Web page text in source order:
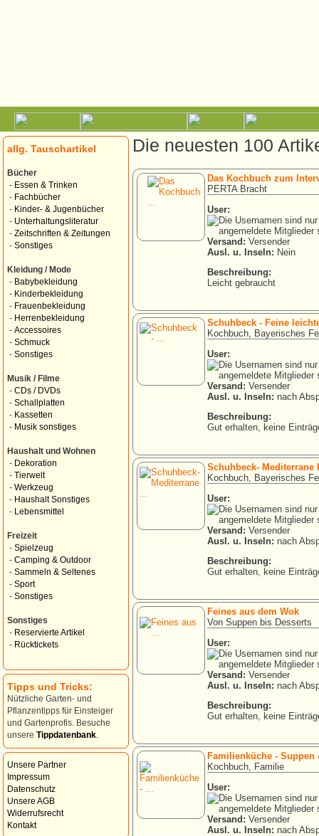
allg. Tauschartikel
Bücher
- Essen & Trinken
- Fachbücher
- Kinder- & Jugenbücher
- Unterhaltungsliteratur
- Zeitschriften & Zeitungen
- Sonstiges
Kleidung / Mode
- Babybekleidung
- Kinderbekleidung
- Frauenbekleidung
- Herrenbekleidung
- Accessoires
- Schmuck
- Sonstiges
Musik / Filme
- CDs / DVDs
- Schallplatten
- Kassetten
- Musik sonstiges
Haushalt und Wohnen
- Dekoration
- Tierwelt
- Werkzeug
- Haushalt Sonstiges
-
Lebensmittel
Freizeit
- Spielzeug
- Camping & Outdoor
- Sammeln & Seltenes
- Sport
- Sonstiges
Sonstiges
- Reservierte Artikel
- Rücktickets
Tipps und Tricks:
Nützliche Garten- und
Pflanzentipps für Einsteiger
und Gartenprofis. Besuche
unsere Tippdatenbank
Unsere Partner
Impressum
Datenschutz
Unsere AGB
Widerrufsrecht
Kontakt
Die neuesten 100
Das Kochbuch zum
PERTA Bracht
User:
Versand: Versender
Ausl. u. Inseln: Nein
Beschreibung:
Leicht gebraucht
Schuhbeck - Feine
Kochbuch, Bayerisches
User:
Versand: Versender
Ausl. u. Inseln: nach
Beschreibung:
Gut erhalten, keine
Schuhbeck- Mediterrane
Kochbuch, Bayerisches
User:
Versand: Versender
Ausl. u. Inseln: nach
Beschreibung:
Gut erhalten, keine
Feines aus dem Wok
Von Suppen bis Desserts
User:
Versand: Versender
Ausl. u. Inseln: nach
Beschreibung:
Gut erhalten, keine
Familienküche - Suppen
Kochbuch, Familie
User:
Versand: Versender
Ausl. u. Inseln: nach